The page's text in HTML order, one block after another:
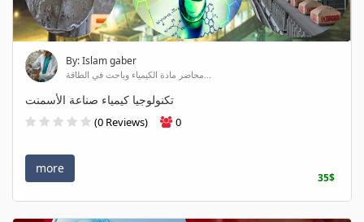
By: Islam gaber
محاضر مادة الكيمياء وباحث في الطاقة...
تكنولوجيا كيمياء صناعة الأسمنت
(0 Reviews) 0
more
35$